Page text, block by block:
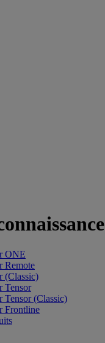
ONE
Remote
(Classic)
Tensor
Tensor (Classic)
Frontline